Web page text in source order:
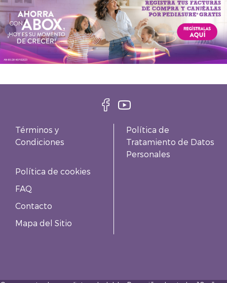
Términos y
Condiciones
Política de
Tratamiento de Datos
Personales
Política de cookies
FAQ
Contacto
Mapa del Sitio